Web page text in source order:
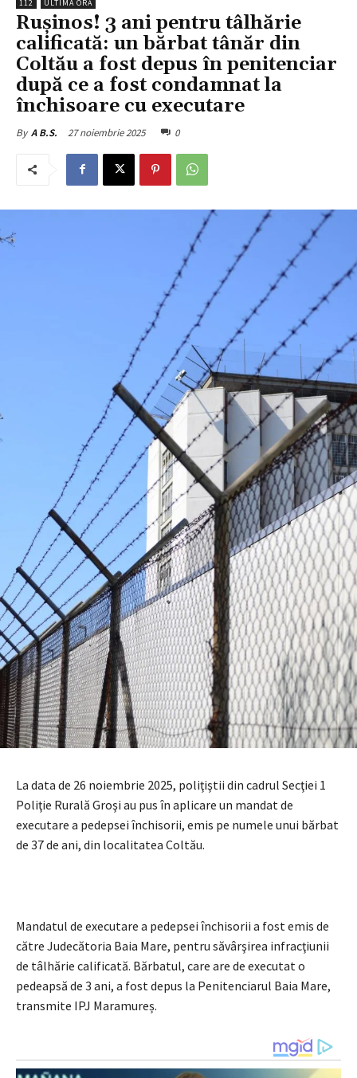
112 ULTIMA ORĂ
Rușinos! 3 ani pentru tâlhărie
calificată: un bărbat tânăr din
Coltău a fost depus în penitenciar
după ce a fost condamnat la
închisoare cu executare
By A B.S. 27 noiembrie 2025 0
La data de 26 noiembrie 2025, poliţiştii din cadrul Secţiei 1
Poliţie Rurală Groşi au pus în aplicare un mandat de
executare a pedepsei închisorii, emis pe numele unui bărbat
de 37 de ani, din localitatea Coltău.
Mandatul de executare a pedepsei închisorii a fost emis de
către Judecătoria Baia Mare, pentru săvârşirea infracţiunii
de tâlhărie calificată. Bărbatul, care are de executat o
pedeapsă de 3 ani, a fost depus la Penitenciarul Baia Mare,
transmite IPJ Maramureș.